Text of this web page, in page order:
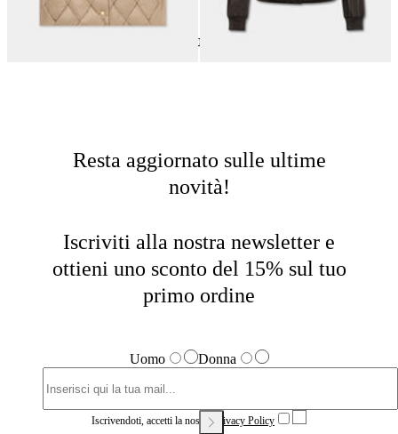
Donna
Resta aggiornato sulle ultime
novità!
Iscriviti alla nostra newsletter e
ottieni uno sconto del 15% sul tuo
primo ordine
Uomo Donna
Iscrivendoti, accetti la nostraPrivacy Policy